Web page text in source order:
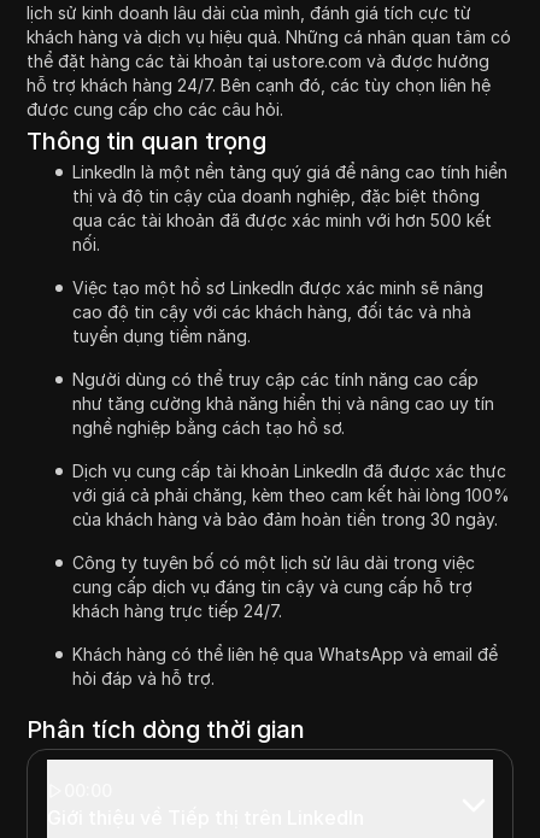
lịch sử kinh doanh lâu dài của mình, đánh giá tích cực từ
khách hàng và dịch vụ hiệu quả. Những cá nhân quan tâm có
thể đặt hàng các tài khoản tại ustore.com và được hưởng
hỗ trợ khách hàng 24/7. Bên cạnh đó, các tùy chọn liên hệ
được cung cấp cho các câu hỏi.
Thông tin quan trọng
LinkedIn là một nền tảng quý giá để nâng cao tính hiển
thị và độ tin cậy của doanh nghiệp, đặc biệt thông
qua các tài khoản đã được xác minh với hơn 500 kết
nối.
Việc tạo một hồ sơ LinkedIn được xác minh sẽ nâng
cao độ tin cậy với các khách hàng, đối tác và nhà
tuyển dụng tiềm năng.
Người dùng có thể truy cập các tính năng cao cấp
như tăng cường khả năng hiển thị và nâng cao uy tín
nghề nghiệp bằng cách tạo hồ sơ.
Dịch vụ cung cấp tài khoản LinkedIn đã được xác thực
với giá cả phải chăng, kèm theo cam kết hài lòng 100%
của khách hàng và bảo đảm hoàn tiền trong 30 ngày.
Công ty tuyên bố có một lịch sử lâu dài trong việc
cung cấp dịch vụ đáng tin cậy và cung cấp hỗ trợ
khách hàng trực tiếp 24/7.
Khách hàng có thể liên hệ qua WhatsApp và email để
hỏi đáp và hỗ trợ.
Phân tích dòng thời gian